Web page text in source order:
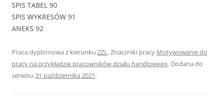
SPIS TABEL 90
SPIS WYKRESÓW 91
ANEKS 92
Praca dyplomowa z kierunku ZZL. Znaczniki pracy Motywowanie do
pracy na przykładzie pracowników działu handlowego. Dodana do
serwisu 31 października 2021.